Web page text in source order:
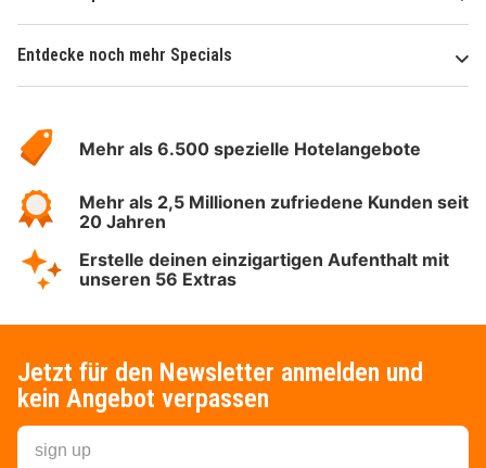
Entdecke noch mehr Specials
Hotelspecials
Mehr als 6.500 spezielle Hotelangebote
Mehr als 2,5 Millionen zufriedene Kunden seit
20 Jahren
Erstelle deinen einzigartigen Aufenthalt mit
unseren 56 Extras
Jetzt für den Newsletter anmelden und
kein Angebot verpassen